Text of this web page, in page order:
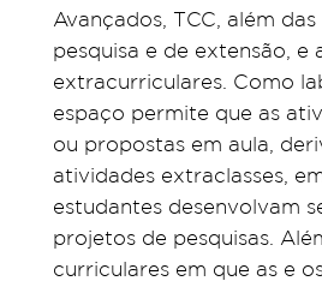
Avançados, TCC, além
pesquisa e de extensão, e
extracurriculares. Como
espaço permite que as
ou propostas em aula,
atividades extraclasses,
estudantes desenvolvam
projetos de pesquisas.
curriculares em que as e